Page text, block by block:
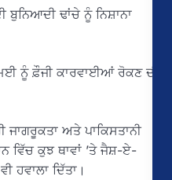
ਬੁਨਿਆਦੀ ਢਾਂਚੇ ਨੂੰ ਨਿਸ਼ਾਨਾ
ਨੂੰ ਫ਼ੌਜੀ ਕਾਰਵਾਈਆਂ ਰੋਕਣ ਦੀ
ਅਤੇ ਪਾਕਿਸਤਾਨੀ
ਵਿੱਚ ਕੁਝ ਥਾਵਾਂ ’ਤੇ ਜੈਸ਼-ਏ-
ਹਵਾਲਾ ਦਿੱਤਾ।